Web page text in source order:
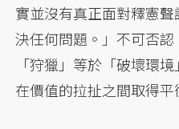
實並沒有真正面對釋憲
決任何問題。」不可否
「狩獵」等於「破壞環
在價值的拉扯之間取得平